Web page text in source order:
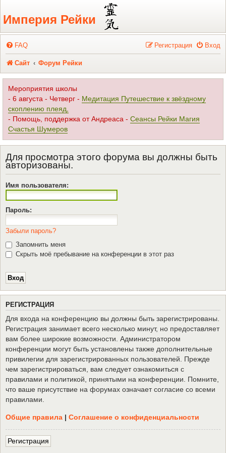
Регистрация
Империя Рейки
FAQ Вход
Регистрация
Сайт Форум Рейки
Мероприятия школы
- 6 августа - Четверг - Медитация Путешествие к звёздному
скоплению плеяд,
- Помощь, поддержка от Андреаса - Сеансы Рейки Магия
Счастья Шумеров
Для просмотра этого форума вы должны быть
авторизованы.
Имя пользователя:
Пароль:
Забыли пароль?
Запомнить меня
Скрыть моё пребывание на конференции в этот раз
РЕГИСТРАЦИЯ
Для входа на конференцию вы должны быть зарегистрированы.
Регистрация занимает всего несколько минут, но предоставляет
вам более широкие возможности. Администратором
конференции могут быть установлены также дополнительные
привилегии для зарегистрированных пользователей. Прежде
чем зарегистрироваться, вам следует ознакомиться с
правилами и политикой, принятыми на конференции. Помните,
что ваше присутствие на форумах означает согласие со всеми
правилами.
Общие правила | Соглашение о конфиденциальности
Регистрация